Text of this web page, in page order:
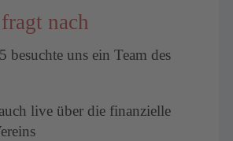
nach
besuchte uns ein Team des
live über die finanzielle